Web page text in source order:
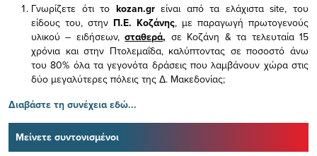
Γνωρίζετε ότι το kozan.gr είναι από τα ελάχισταsite, του
είδους του, στην Π.Ε. Κοζάνης, με παραγωγή πρωτογενούς
υλικού – ειδήσεων,σταθερά, σε Κοζάνη & τα τελευταία 15
χρόνια και στην Πτολεμαΐδα, καλύπτοντας σε ποσοστό άνω
του 80% όλα τα γεγονότα δράσεις που λαμβάνουν χώρα στις
δύο μεγαλύτερες πόλεις της Δ. Μακεδονίας;
Διαβάστε τη συνέχεια εδώ...
Μείνετε συντονισμένοι